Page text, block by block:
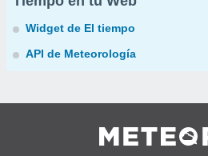
Widget de El tiempo
API de Meteorología